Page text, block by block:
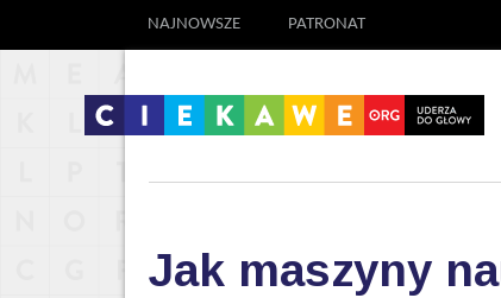
NAJNOWSZE PATRONAT
Jak maszyny